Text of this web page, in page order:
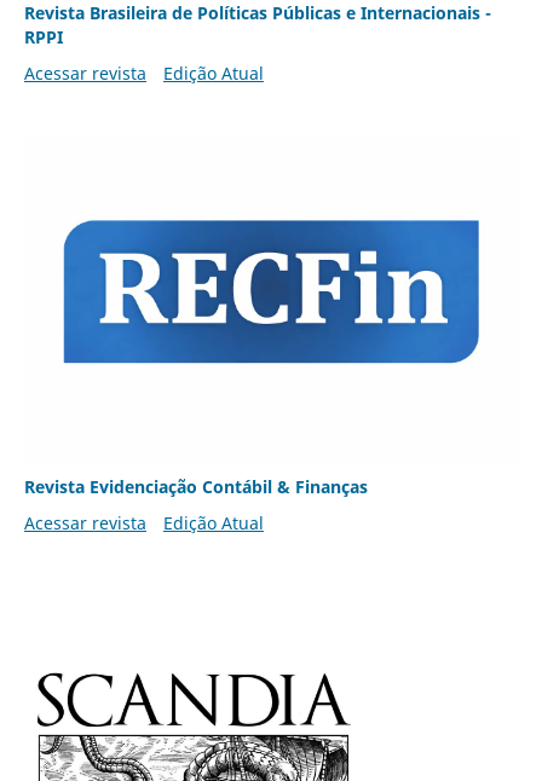
Revista Brasileira de Políticas Públicas e Internacionais -
RPPI
Acessar revista
Edição Atual
Revista Evidenciação Contábil & Finanças
Acessar revista
Edição Atual